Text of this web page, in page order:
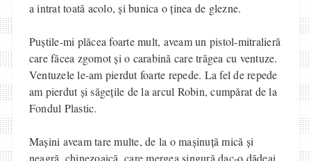
a intrat toată acolo, și bunica o ținea de glezne.
Puștile-mi plăcea foarte mult, aveam un pistol-mitralieră
care făcea zgomot și o carabină care trăgea cu ventuze.
Ventuzele le-am pierdut foarte repede. La fel de repede
am pierdut și săgețile de la arcul Robin, cumpărat de la
Fondul Plastic.
Mașini aveam tare multe, de la o mașinuță mică și
neagră, chinezoaică, care mergea singură dac-o dădeai